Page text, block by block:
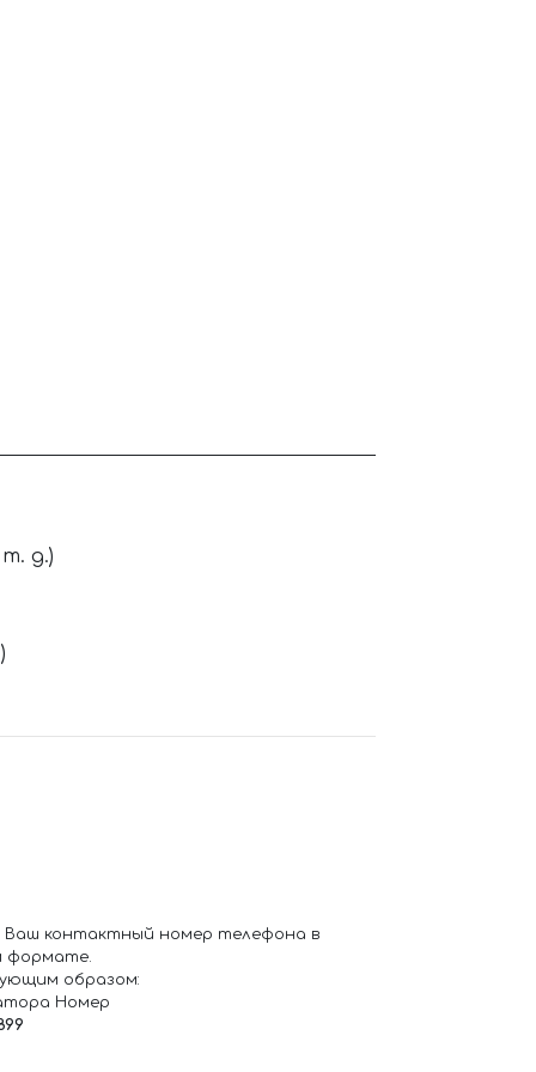
д.)
контактный номер телефона в
формате.
образом:
Номер